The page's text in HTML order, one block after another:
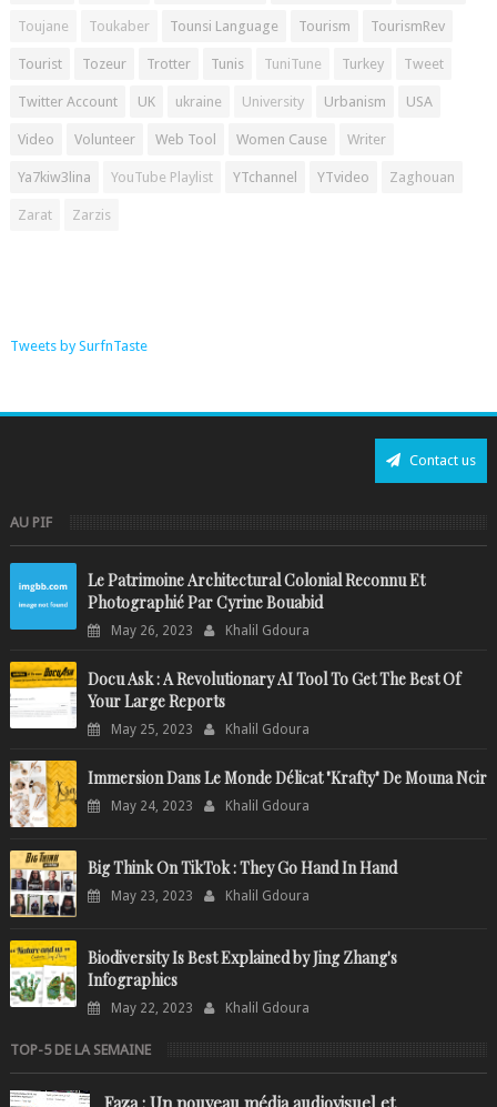
Toujane Toukaber Tounsi Language Tourism TourismRev
Tourist Tozeur Trotter Tunis TuniTune Turkey Tweet
Twitter Account UK ukraine University Urbanism USA
Video Volunteer Web Tool Women Cause Writer
Ya7kiw3lina YouTube Playlist YTchannel YTvideo Zaghouan
Zarat Zarzis
Tweets by SurfnTaste
Contact us
AU PIF
Le Patrimoine Architectural Colonial Reconnu Et
Photographié Par Cyrine Bouabid
May 26, 2023 Khalil Gdoura
Docu Ask : A Revolutionary AI Tool To Get The Best Of
Your Large Reports
May 25, 2023 Khalil Gdoura
Immersion Dans Le Monde Délicat "Krafty" De Mouna Ncir
May 24, 2023 Khalil Gdoura
Big Think On TikTok : They Go Hand In Hand
May 23, 2023 Khalil Gdoura
Biodiversity Is Best Explained by Jing Zhang's
Infographics
May 22, 2023 Khalil Gdoura
TOP-5 DE LA SEMAINE
Faza : Un nouveau média audiovisuel et